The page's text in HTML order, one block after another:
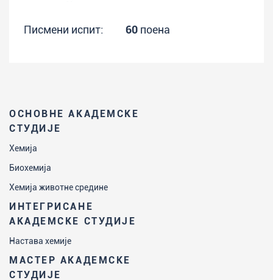
ОСНОВНЕ АКАДЕМСКЕ
СТУДИЈЕ
Хемија
Биохемија
Хемија животне средине
ИНТЕГРИСАНЕ
АКАДЕМСКЕ СТУДИЈЕ
Настава хемије
МАСТЕР АКАДЕМСКЕ
СТУДИЈЕ
Писмени испит: 60 поена